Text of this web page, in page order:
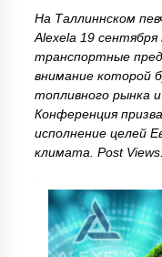
На Таллиннском
Alexela 19
транспортные
внимание которой
топливного рынка
Конференция
исполнение целей
климата. Post